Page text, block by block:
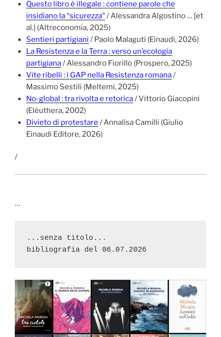
Questo libro è illegale : contiene parole che
insidiano la “sicurezza”/ Alessandra Algostino … [et
al.] (Altreconomia, 2025)
Sentieri partigiani / Paolo Malaguti (Einaudi, 2026)
La Resistenza e la Terra : verso un’ecologia
partigiana/ Alessandro Fiorillo (Prospero, 2025)
Vite ribelli : i GAP nella Resistenza romana/
Massimo Sestili (Meltemi, 2025)
No-global : tra rivolta e retorica/ Vittorio Giacopini
(Elèuthera, 2002)
Divieto di protestare / Annalisa Camilli (Giulio
Einaudi Editore, 2026)
/
…
...senza titolo...